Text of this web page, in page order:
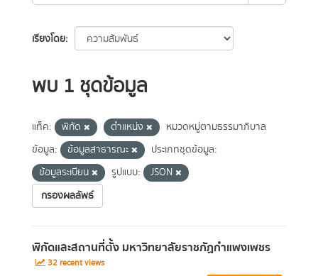
เรียงโดย
พบ 1 ชุดข้อมูล
แท็ค: พิกัด ตำแหน่ง
หมวดหมู่ตามธรรมาภิบาล
ข้อมูล:
ข้อมูลสาธารณะ
ประเภทชุดข้อมูล:
ข้อมูลระเบียน
รูปแบบ:
JSON
กรองผลลัพธ์
พิกัดและสถานที่ตั้ง มหาวิทยาลัยราชภัฏกำแพงเพชร
32 recent views